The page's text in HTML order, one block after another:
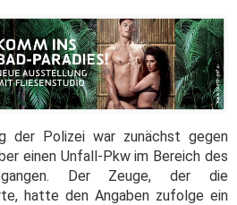
der Polizei war zunächst gegen
einen Unfall-Pkw im Bereich des
Der Zeuge, der die
hatte den Angaben zufolge ein